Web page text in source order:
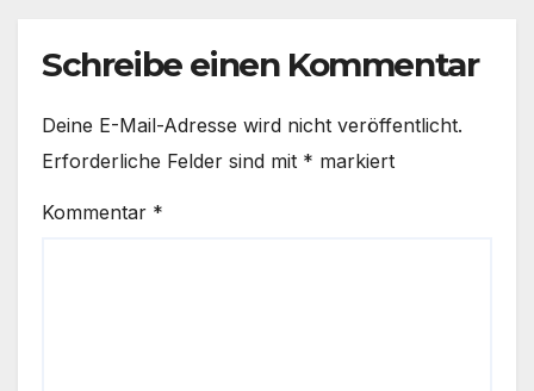
Schreibe einen Kommentar
Deine E-Mail-Adresse wird nicht veröffentlicht.
Erforderliche Felder sind mit * markiert
Kommentar *